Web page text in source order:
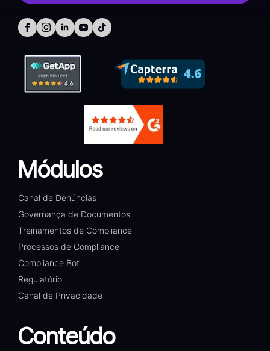
Módulos
Canal de Denúncias
Governança de Documentos
Treinamentos de Compliance
Processos de Compliance
Compliance Bot
Regulatório
Canal de Privacidade
Conteúdo